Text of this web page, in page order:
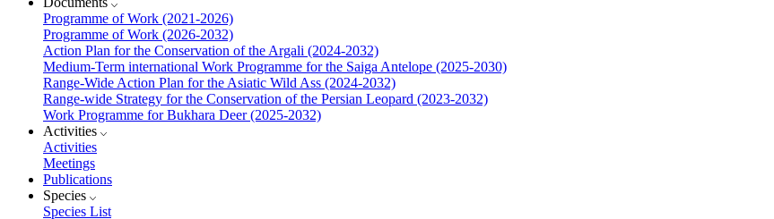
Programme of Work (2021-2026)
Programme of Work (2026-2032)
Action Plan for the Conservation of the Argali (2024-2032)
Medium-Term international Work Programme for the Saiga Antelope (2025-2030)
Range-Wide Action Plan for the Asiatic Wild Ass (2024-2032)
Range-wide Strategy for the Conservation of the Persian Leopard (2023-2032)
Work Programme for Bukhara Deer (2025-2032)
Activities
Activities
Meetings
Publications
Species
Species List